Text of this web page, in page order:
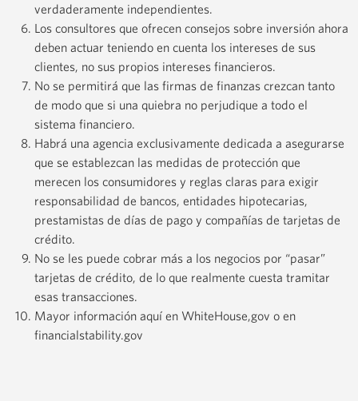
verdaderamente independientes.
Los consultores que ofrecen consejos sobre inversión ahora
deben actuar teniendo en cuenta los intereses de sus
clientes, no sus propios intereses financieros.
No se permitirá que las firmas de finanzas crezcan tanto
de modo que si una quiebra no perjudique a todo el
sistema financiero.
Habrá una agencia exclusivamente dedicada a asegurarse
que se establezcan las medidas de protección que
merecen los consumidores y reglas claras para exigir
responsabilidad de bancos, entidades hipotecarias,
prestamistas de días de pago y compañías de tarjetas de
crédito.
No se les puede cobrar más a los negocios por “pasar”
tarjetas de crédito, de lo que realmente cuesta tramitar
esas transacciones.
Mayor información aquí en WhiteHouse,gov o en
financialstability.gov